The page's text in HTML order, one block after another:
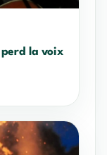
perd la voix